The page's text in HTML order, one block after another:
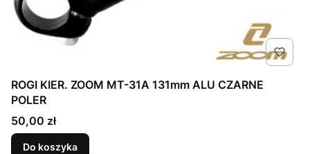
ROGI KIER. ZOOM MT-31A 131mm ALU CZARNE
POLER
Cena
50,00 zł
Do koszyka